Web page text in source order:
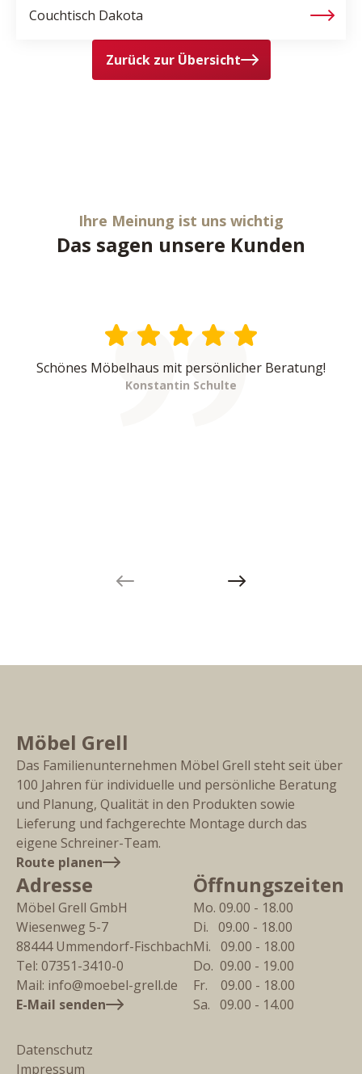
Couchtisch Dakota
Zurück zur Übersicht
Ihre Meinung ist uns wichtig
Das sagen unsere Kunden
Schönes Möbelhaus mit persönlicher Beratung!
Konstantin Schulte
Next slide
Möbel Grell
Das Familienunternehmen Möbel Grell steht seit über
100 Jahren für individuelle und persönliche Beratung
und Planung, Qualität in den Produkten sowie
Lieferung und fachgerechte Montage durch das
eigene Schreiner-Team.
Route planen
Adresse
Möbel Grell GmbH
Wiesenweg 5-7
88444 Ummendorf-Fischbach
Tel: 07351-3410-0
Mail: info@moebel-grell.de
E-Mail senden
Öffnungszeiten
Mo. 09.00 - 18.00
Di.   09.00 - 18.00
Mi.   09.00 - 18.00
Do.  09.00 - 19.00
Fr.    09.00 - 18.00
Sa.   09.00 - 14.00
Datenschutz
Impressum